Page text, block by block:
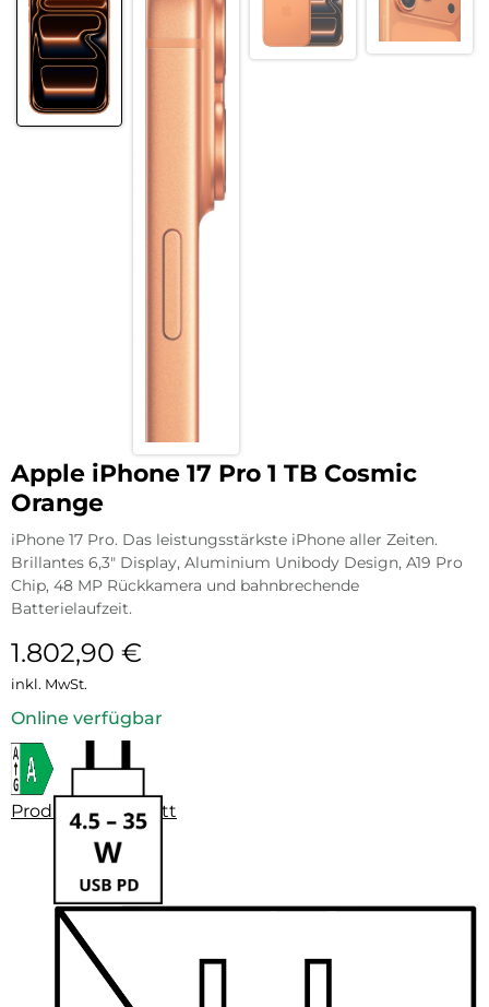
Apple iPhone 17 Pro 1 TB Cosmic
Orange
iPhone 17 Pro. Das leistungsstärkste iPhone aller Zeiten.
Brillantes 6,3″ Display, Aluminium Unibody Design, A19 Pro
Chip, 48 MP Rückkamera und bahnbrechende
Batterielaufzeit.
1.802,90 €
inkl. MwSt.
Online verfügbar
Produktdatenblatt